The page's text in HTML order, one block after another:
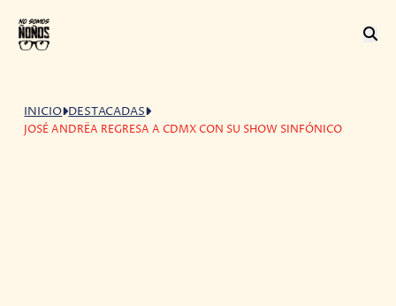
INICIO DESTACADAS
JOSÉ ANDRËA REGRESA A CDMX CON SU SHOW SINFÓNICO